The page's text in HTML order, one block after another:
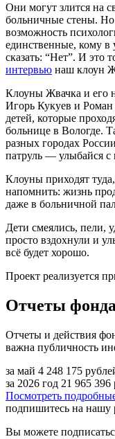
Они могут злится на
больничные стены.
возможность
единственные, кому в
сказать: “Нет”. И это
интервью наш клоун
Клоуны Жвачка и его
Игорь Кукуев и Роман
детей, которые
больнице в Вологде.
разных городах
патруль — улыбайся с
Клоуны приходят
напомнить: жизнь
даже в больничной
Дети смеялись, пели,
просто вздохнули и
всё будет хорошо.
Проект реализуется
Отчеты фонда
Отчеты и действия
важна публичность
за май 4 248 175
за 2026 год 21 965 396
Посмотреть
подпишитесь на нашу
Вы можете